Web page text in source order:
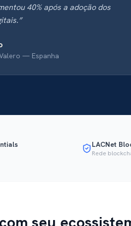
40% após a adoção dos
”
— Espanha
LACNet
Rede